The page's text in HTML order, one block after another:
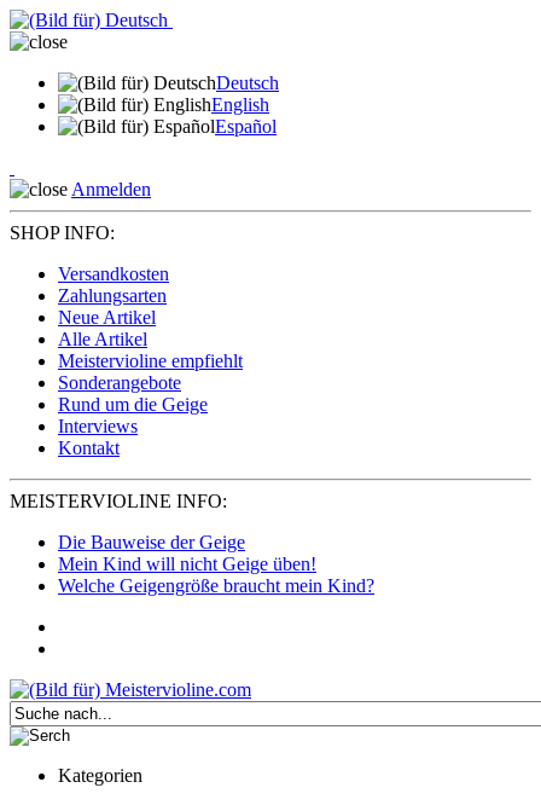
Deutsch
English
Español
Anmelden
SHOP INFO:
Versandkosten
Zahlungsarten
Neue Artikel
Alle Artikel
Meistervioline empfiehlt
Sonderangebote
Rund um die Geige
Interviews
Kontakt
MEISTERVIOLINE INFO:
Die Bauweise der Geige
Mein Kind will nicht Geige üben!
Welche Geigengröße braucht mein Kind?
Kategorien